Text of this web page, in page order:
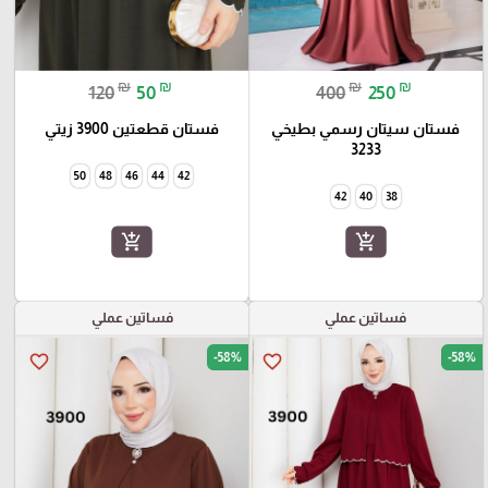
400₪ 250 ₪
فستان سيتان رسمي بطيخي
3233
38
40
42
add_shopping_cart
120₪ 50 ₪
فستان قطعتين 3900 زيتي
42
44
46
48
50
add_shopping_cart
فساتين عملي
favorite_border -58%
فساتين عملي
favorite_border -58%